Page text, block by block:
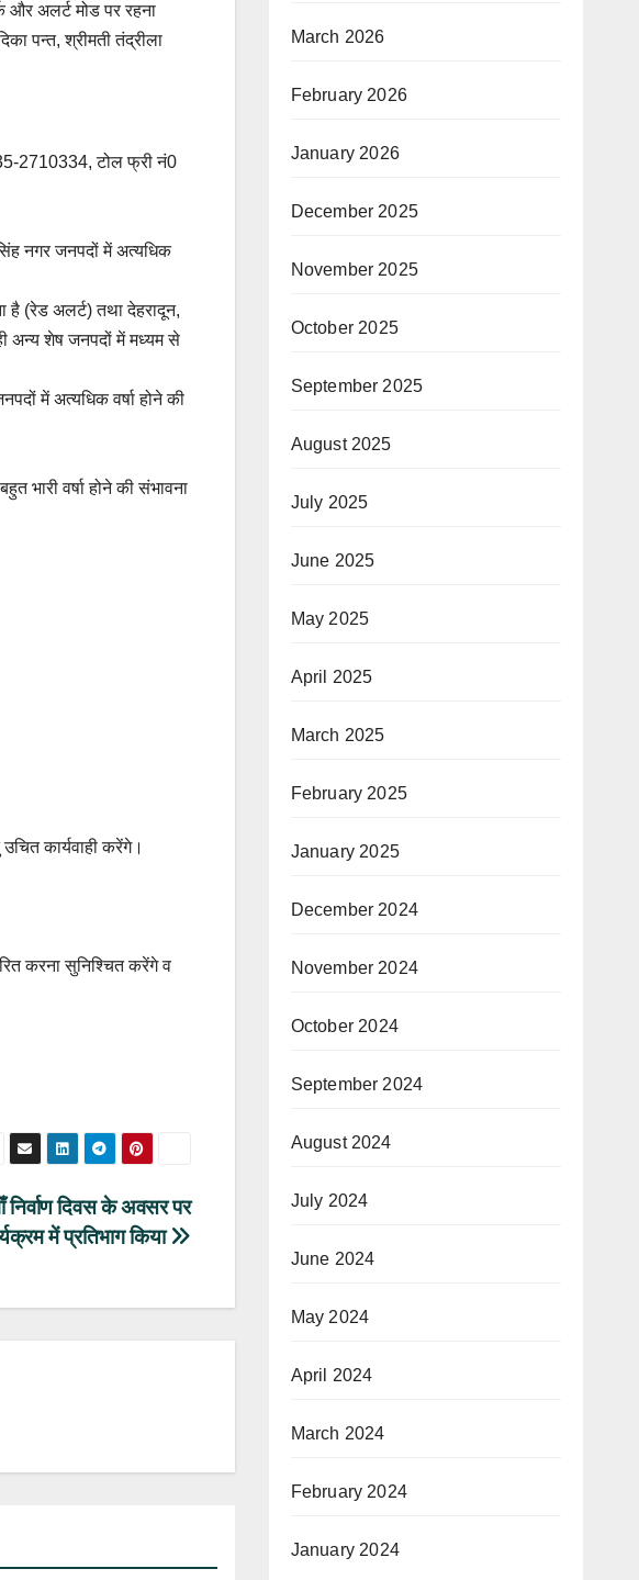
अलर्ट मोड पर रहना
पन्त, श्रीमती तंद्रीला
2710334, टोल फ्री नं0
नगर जनपदों में अत्यधिक
है (रेड अलर्ट) तथा देहरादून,
अन्य शेष जनपदों में मध्यम से
में अत्यधिक वर्षा होने की
भारी वर्षा होने की संभावना
कार्यवाही करेंगे।
करना सुनिश्चित करेंगे व
निर्वाण दिवस के अवसर पर
में प्रतिभाग किया
March 2026
February 2026
January 2026
December 2025
November 2025
October 2025
September 2025
August 2025
July 2025
June 2025
May 2025
April 2025
March 2025
February 2025
January 2025
December 2024
November 2024
October 2024
September 2024
August 2024
July 2024
June 2024
May 2024
April 2024
March 2024
February 2024
January 2024